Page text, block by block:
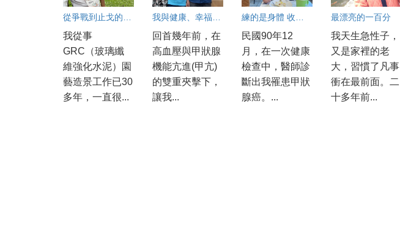
我從事
GRC（玻璃纖
維強化水泥）園
藝造景工作已30
多年，一直很...
我與健康、幸福重逢的練功紀實
回首幾年前，在
高血壓與甲狀腺
機能亢進(甲亢)
的雙重夾擊下，
讓我...
民國90年12
月，在一次健康
檢查中，醫師診
斷出我罹患甲狀
腺癌。...
最漂亮的一百分
我天生急性子，
又是家裡的老
大，習慣了凡事
衝在最前面。二
十多年前...